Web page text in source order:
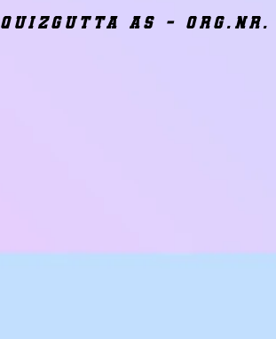
quizgutta as - org.nr.